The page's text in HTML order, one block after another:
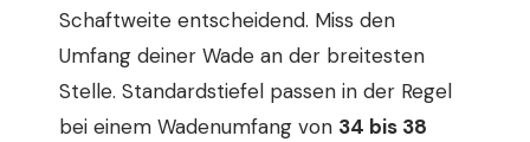
Schaftweite entscheidend. Miss den
Umfang deiner Wade an der breitesten
Stelle. Standardstiefel passen in der Regel
bei einem Wadenumfang von 34 bis 38